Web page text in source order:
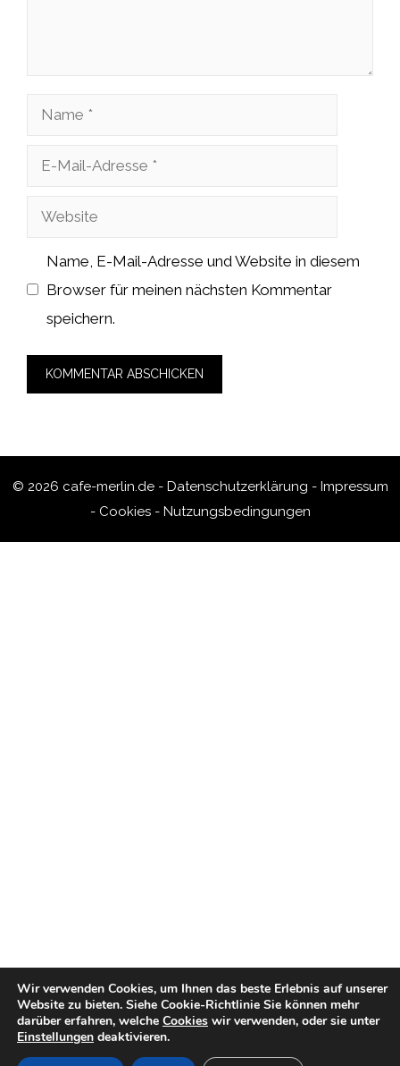
Name
Adresse
Website
Name, E-Mail-Adresse und Website in diesem
Browser für meinen nächsten Kommentar
speichern.
© 2026 cafe-merlin.de - Datenschutzerklärung - Impressum
- Cookies- Nutzungsbedingungen
Wir verwenden Cookies, um Ihnen das beste Erlebnis auf unserer
Website zu bieten. Siehe Cookie-Richtlinie Sie können mehr
darüber erfahren, welche Cookies wir verwenden, oder sie unter
Einstellungen deaktivieren.